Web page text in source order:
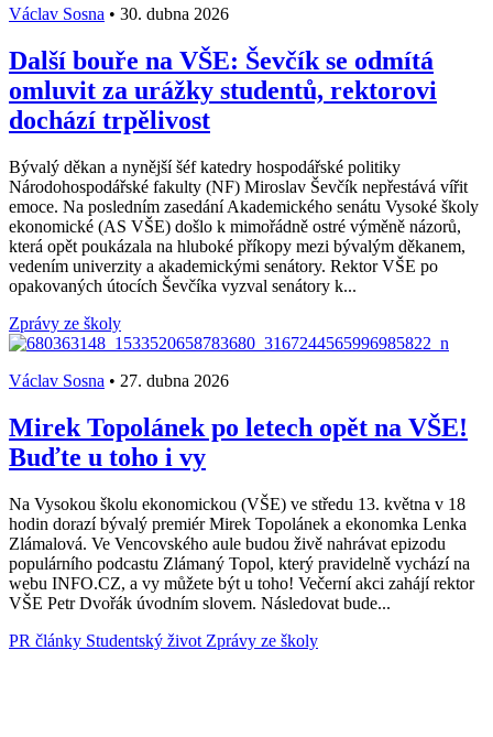
Václav Sosna • 30. dubna 2026
Další bouře na VŠE: Ševčík se odmítá
omluvit za urážky studentů, rektorovi
dochází trpělivost
Bývalý děkan a nynější šéf katedry hospodářské politiky
Národohospodářské fakulty (NF) Miroslav Ševčík nepřestává vířit
emoce. Na posledním zasedání Akademického senátu Vysoké školy
ekonomické (AS VŠE) došlo k mimořádně ostré výměně názorů,
která opět poukázala na hluboké příkopy mezi bývalým děkanem,
vedením univerzity a akademickými senátory. Rektor VŠE po
opakovaných útocích Ševčíka vyzval senátory k...
Zprávy ze školy
Václav Sosna • 27. dubna 2026
Mirek Topolánek po letech opět na VŠE!
Buďte u toho i vy
Na Vysokou školu ekonomickou (VŠE) ve středu 13. května v 18
hodin dorazí bývalý premiér Mirek Topolánek a ekonomka Lenka
Zlámalová. Ve Vencovského aule budou živě nahrávat epizodu
populárního podcastu Zlámaný Topol, který pravidelně vychází na
webu INFO.CZ, a vy můžete být u toho! Večerní akci zahájí rektor
VŠE Petr Dvořák úvodním slovem. Následovat bude...
PR články Studentský život Zprávy ze školy